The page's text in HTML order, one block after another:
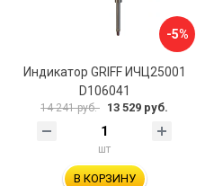
-5%
Индикатор GRIFF ИЧЦ25001
D106041
14 241 руб. 13 529 руб.
шт
В КОРЗИНУ